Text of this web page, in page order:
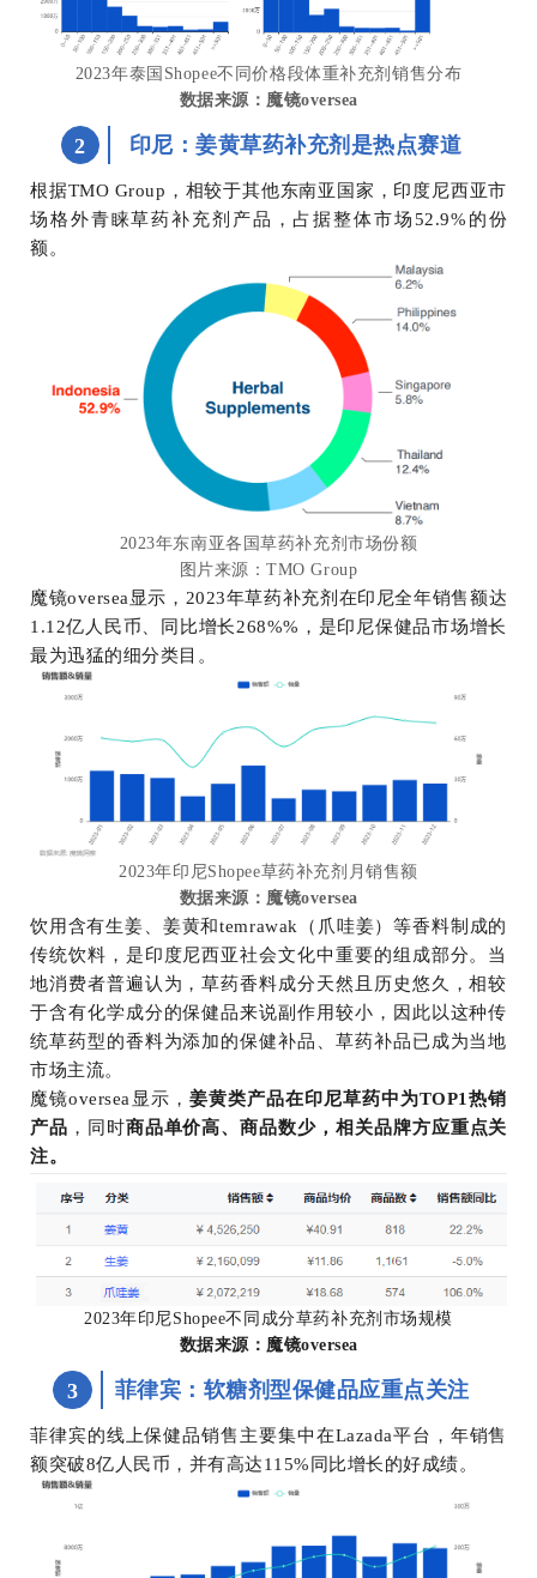
2023年泰国Shopee不同价格段体重补充剂销售分布
数据来源：魔镜oversea
2 印尼：姜黄草药补充剂是热点赛道
根据TMO Group，相较于其他东南亚国家，印度尼西亚市
场格外青睐草药补充剂产品，占据整体市场52.9%的份
额。
2023年东南亚各国草药补充剂市场份额
图片来源：TMO Group
魔镜oversea显示，2023年草药补充剂在印尼全年销售额达
1.12亿人民币、同比增长268%%，是印尼保健品市场增长
最为迅猛的细分类目。
2023年印尼Shopee草药补充剂月销售额
数据来源：魔镜oversea
饮用含有生姜、姜黄和temrawak（爪哇姜）等香料制成的
传统饮料，是印度尼西亚社会文化中重要的组成部分。当
地消费者普遍认为，草药香料成分天然且历史悠久，相较
于含有化学成分的保健品来说副作用较小，因此以这种传
统草药型的香料为添加的保健补品、草药补品已成为当地
市场主流。
魔镜oversea显示， 姜黄类产品在印尼草药中为TOP1热销
产品 ，同时商品单价高、商品数少，相关品牌方应重点关
注。
2023年印尼Shopee不同成分草药补充剂市场规模
数据来源：魔镜oversea
3 菲律宾：软糖剂型保健品应重点关注
菲律宾的线上保健品销售主要集中在Lazada平台，年销售
额突破8亿人民币，并有高达115%同比增长的好成绩。